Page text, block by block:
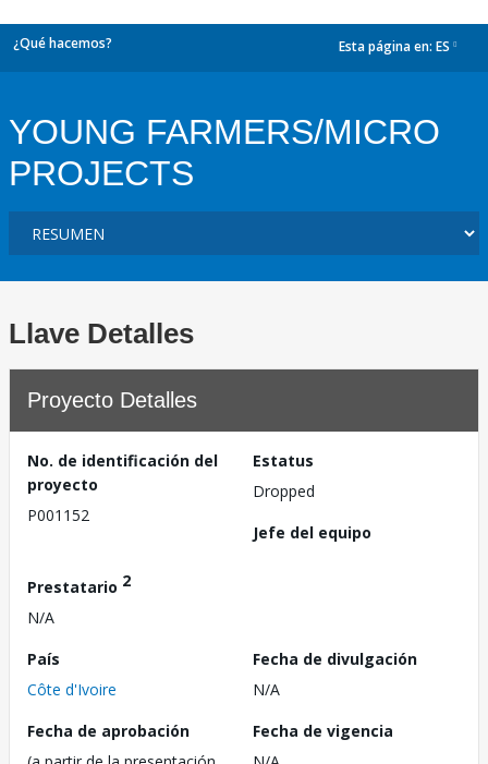
¿Qué hacemos? Esta página en: ES
YOUNG FARMERS/MICRO
PROJECTS
Llave Detalles
Proyecto Detalles
No. de identificación del
proyecto
P001152
Estatus
Dropped
Jefe del equipo
Prestatario 2
N/A
País
Côte d'Ivoire
Fecha de divulgación
N/A
Fecha de aprobación
Fecha de vigencia